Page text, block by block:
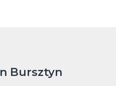
Bursztyn